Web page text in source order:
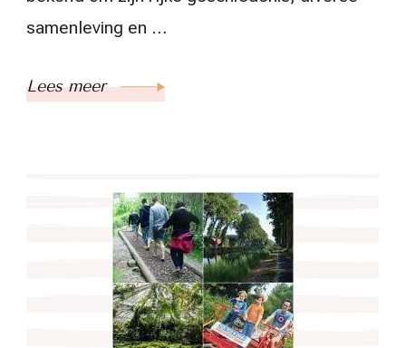
samenleving en …
Lees meer